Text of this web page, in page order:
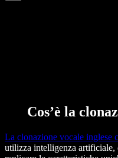
Cos’è la
La clonazione vocale inglese
utilizza intelligenza artificiale,